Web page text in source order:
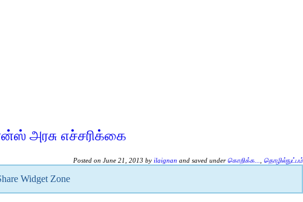
அரசு எச்சரிக்கை
Posted on June 21, 2013 by ilaignan and saved underகொறிக்க... தொழில்நுட்பம்
Widget Zone